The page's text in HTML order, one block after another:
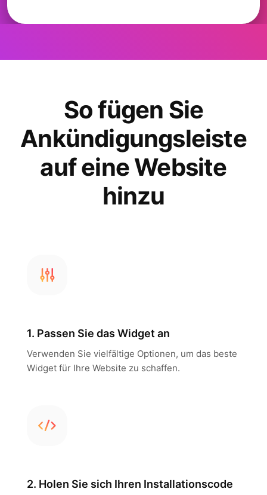
So fügen Sie
Ankündigungsleiste
auf eine Website
hinzu
1. Passen Sie das Widget an
Verwenden Sie vielfältige Optionen, um das beste
Widget für Ihre Website zu schaffen.
2. Holen Sie sich Ihren Installationscode